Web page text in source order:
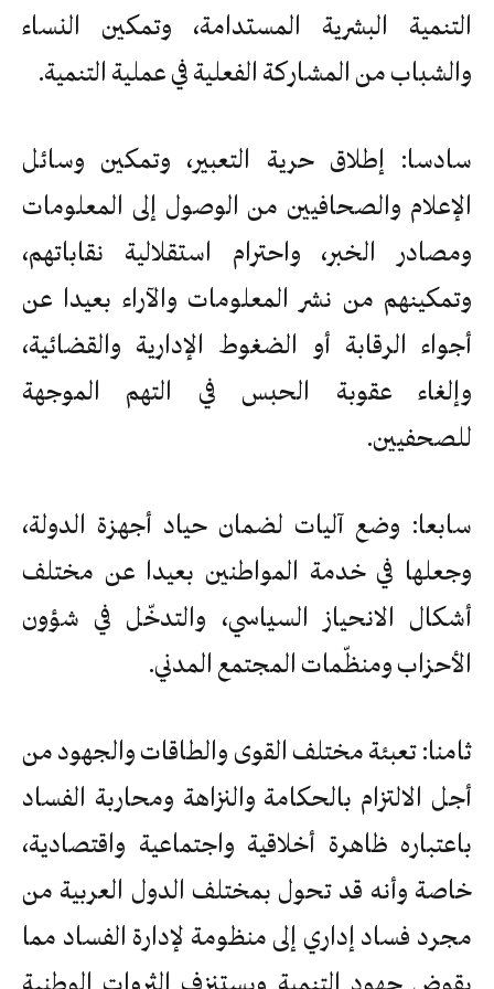
التنمية البشرية المستدامة، وتمكين النساء
والشباب من المشاركة الفعلية في عملية التنمية.
سادسا: إطلاق حرية التعبير، وتمكين وسائل
الإعلام والصحافيين من الوصول إلى المعلومات
ومصادر الخبر، واحترام استقلالية نقاباتهم،
وتمكينهم من نشر المعلومات والآراء بعيدا عن
أجواء الرقابة أو الضغوط الإدارية والقضائية،
وإلغاء عقوبة الحبس في التهم الموجهة
للصحفيين.
سابعا: وضع آليات لضمان حياد أجهزة الدولة،
وجعلها في خدمة المواطنين بعيدا عن مختلف
أشكال الانحياز السياسي، والتدخّل في شؤون
الأحزاب ومنظّمات المجتمع المدني.
ثامنا: تعبئة مختلف القوى والطاقات والجهود من
أجل الالتزام بالحكامة والنزاهة ومحاربة الفساد
باعتباره ظاهرة أخلاقية واجتماعية واقتصادية،
خاصة وأنه قد تحول بمختلف الدول العربية من
مجرد فساد إداري إلى منظومة لإدارة الفساد مما
يقوض جهود التنمية ويستنزف الثروات الوطنية